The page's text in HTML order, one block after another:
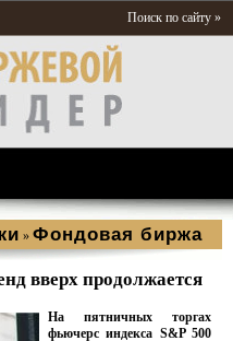
Поиск по сайту »
» Фондовая биржа
вверх продолжается
На пятничных торгах
фьючерс индекса S&P 500